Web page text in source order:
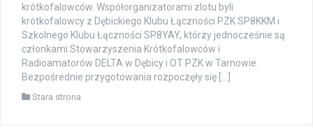
krótkofalowców. Współorganizatorami zlotu byli
krótkofalowcy z Dębickiego Klubu Łączności PZK SP8KKM i
Szkolnego Klubu Łączności SP8YAY, którzy jednocześnie są
członkami Stowarzyszenia Krótkofalowców i
Radioamatorów DELTA w Dębicy i OT PZK w Tarnowie.
Bezpośrednie przygotowania rozpoczęły się […]
Stara strona